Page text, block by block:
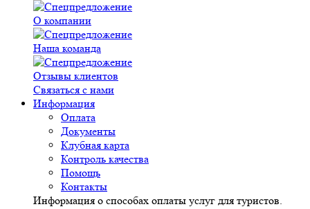
О компании
Наша команда
Отзывы клиентов
Связаться с нами
Информация
Оплата
Документы
Клубная карта
Контроль качества
Помощь
Контакты
Информация о способах оплаты услуг для туристов.